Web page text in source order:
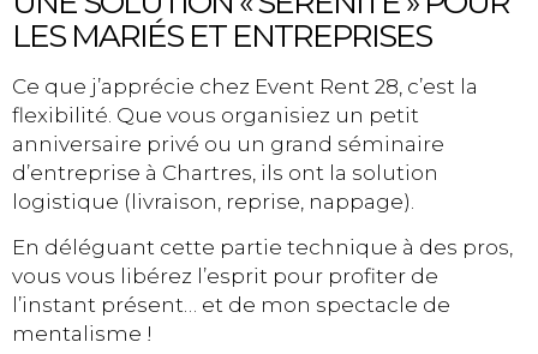
LES MARIÉS ET ENTREPRISES
Ce que j’apprécie chez Event Rent 28, c’est la
flexibilité. Que vous organisiez un petit
anniversaire privé ou un grand séminaire
d’entreprise à Chartres, ils ont la solution
logistique (livraison, reprise, nappage).
En déléguant cette partie technique à des pros,
vous vous libérez l’esprit pour profiter de
l’instant présent… et de mon spectacle de
mentalisme !